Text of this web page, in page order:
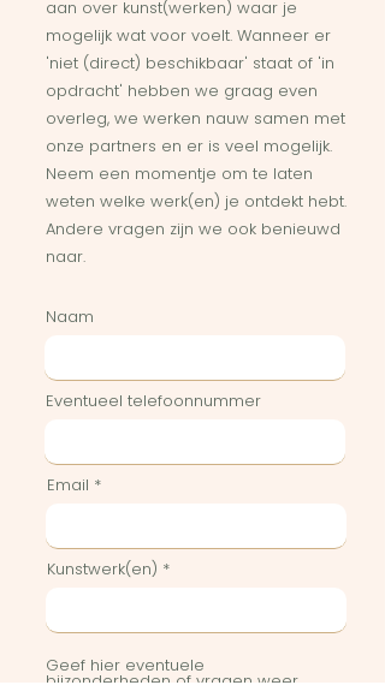
aan over kunst(werken) waar je
mogelijk wat voor voelt. Wanneer er
'niet (direct) beschikbaar' staat of 'in
opdracht' hebben we graag even
overleg, we werken nauw samen met
onze partners en er is veel mogelijk.
Neem een momentje om te laten
weten welke werk(en) je ontdekt hebt.
Andere vragen zijn we ook benieuwd
naar.
Naam
Eventueel telefoonnummer
Email
Kunstwerk(en)
Geef hier eventuele
bijzonderheden of vragen weer